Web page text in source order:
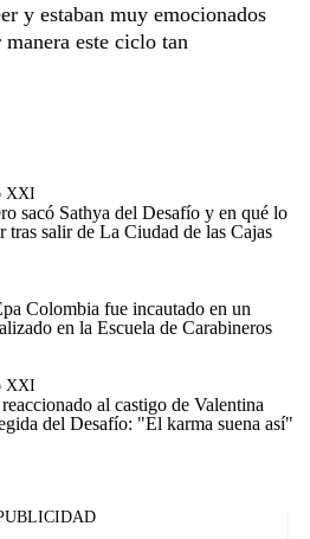
y estaban muy emocionados
este ciclo tan
XXI
sacó Sathya del Desafío y en qué lo
tras salir de La Ciudad de las Cajas
Colombia fue incautado en un
en la Escuela de Carabineros
XXI
al castigo de Valentina
del Desafío: "El karma suena así"